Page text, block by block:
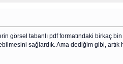
görsel tabanlı pdf formatındaki birkaç
sağlardık. Ama dediğim gibi,